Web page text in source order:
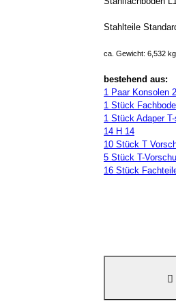
Stahlteile
ca. Gewicht: 6,532 kg
bestehend aus:
1 Paar Konsolen
1 Stück
1 Stück Adaper
14 H 14
10 Stück T
5 Stück T-
16 Stück